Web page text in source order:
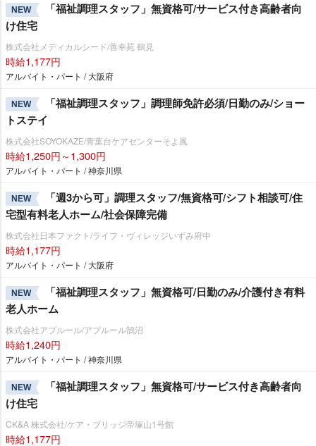
NEW
「福祉調理スタッフ」無資格可/サービス付き高齢者向
け住宅
株式会社メディカルシード/善幸苑 鶴見
時給1,177円
アルバイト・パート / 大阪府
NEW
「福祉調理スタッフ」調理師免許必須/日勤のみ/ショー
トステイ
株式会社SOYOKAZE/青葉台ケアセンターそよ風
時給1,250円～1,300円
アルバイト・パート / 神奈川県
NEW
「週3から可」調理スタッフ/無資格可/シフト相談可/住
宅型有料老人ホーム/社会保障完備
株式会社日本ファクト/ライフ・ヴィレッジいずみ府中
時給1,177円
アルバイト・パート / 大阪府
NEW
「福祉調理スタッフ」無資格可/日勤のみ/介護付き有料
老人ホーム
株式会社アプルール/アプルール鵠沼
時給1,240円
アルバイト・パート / 神奈川県
NEW
「福祉調理スタッフ」無資格可/サービス付き高齢者向
け住宅
CK&A 株式会社/ケア・ブリッジ帝塚山1号館
時給1,177円